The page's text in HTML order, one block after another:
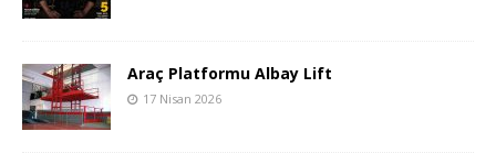
Araç Platformu Albay Lift
17 Nisan 2026